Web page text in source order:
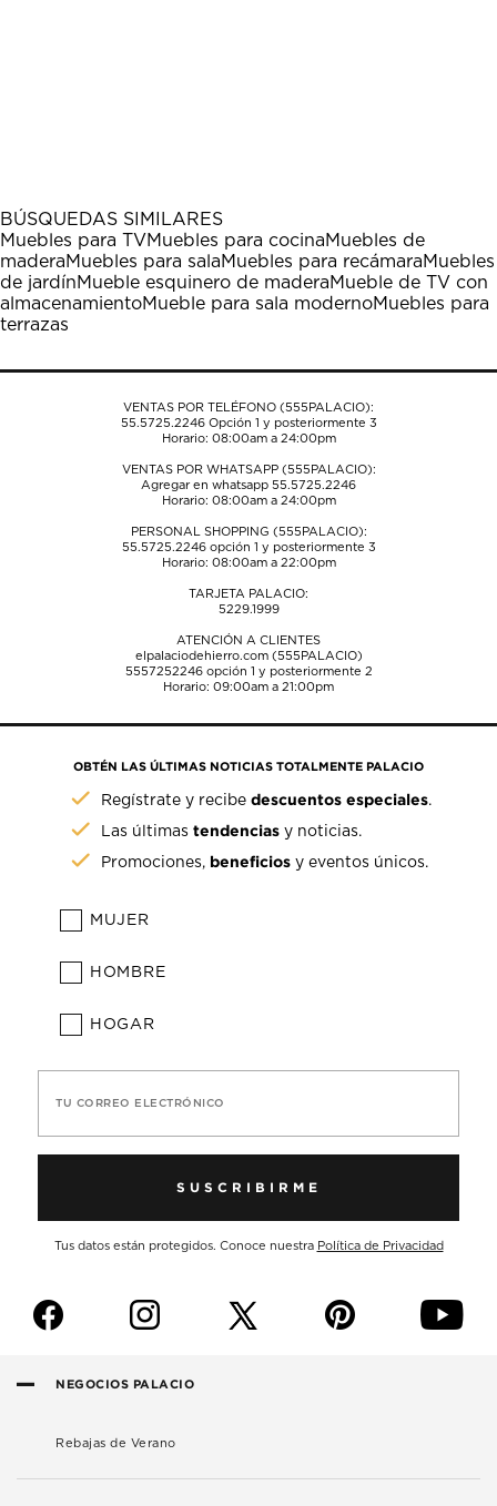
BÚSQUEDAS SIMILARES
Muebles para TVMuebles para cocinaMuebles de
maderaMuebles para salaMuebles para recámaraMuebles
de jardínMueble esquinero de maderaMueble de TV con
almacenamientoMueble para sala modernoMuebles para
terrazas
VENTAS POR TELÉFONO (555PALACIO):
55.5725.2246Opción 1 y posteriormente 3
Horario: 08:00am a 24:00pm
VENTAS POR WHATSAPP (555PALACIO):
Agregar en whatsapp 55.5725.2246
Horario: 08:00am a 24:00pm
PERSONAL SHOPPING (555PALACIO):
55.5725.2246opción 1 y posteriormente 3
Horario: 08:00am a 22:00pm
TARJETA PALACIO:
5229.1999
ATENCIÓN A CLIENTES
elpalaciodehierro.com (555PALACIO)
5557252246opción 1 y posteriormente 2
Horario: 09:00am a 21:00pm
OBTÉN LAS ÚLTIMAS NOTICIAS TOTALMENTE PALACIO
Regístrate y recibedescuentos especiales.
Las últimastendencias y noticias.
Promociones, beneficios y eventos únicos.
MUJER
HOMBRE
HOGAR
TU CORREO ELECTRÓNICO
SUSCRIBIRME
Tus datos están protegidos. Conoce nuestra Política de Privacidad
f i p y
NEGOCIOS PALACIO
Rebajas de Verano